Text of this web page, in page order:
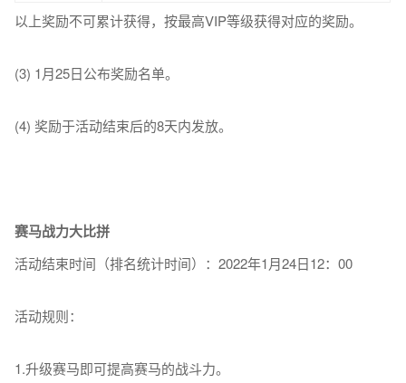
以上奖励不可累计获得，按最高VIP等级获得对应的奖励。
(3) 1月25日公布奖励名单。
(4) 奖励于活动结束后的8天内发放。
赛马战力大比拼
活动结束时间（排名统计时间）：2022年1月24日12：00
活动规则：
1.升级赛马即可提高赛马的战斗力。